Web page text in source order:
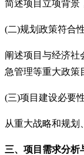
简述项目立项背景
(二)规划政策符合
阐述项目与经济社
急管理等重大政策
(三)项目建设必要
从重大战略和规
三、项目需求分析